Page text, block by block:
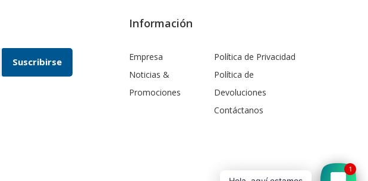
Información
Empresa
Noticias &
Promociones
Política de Privacidad
Política de
Devoluciones
Contáctanos
1